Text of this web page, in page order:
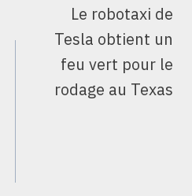
Le robotaxi de
Tesla obtient un
feu vert pour le
rodage au Texas